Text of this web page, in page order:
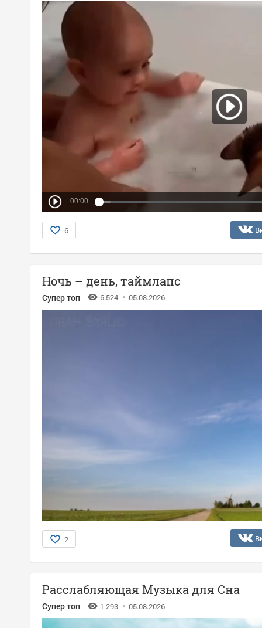
00:00
6
Ночь – день, таймлапс
Супер топ 6 524 05.08.2026
2
Расслабляющая Музыка для Сна
Супер топ 1 293 05.08.2026